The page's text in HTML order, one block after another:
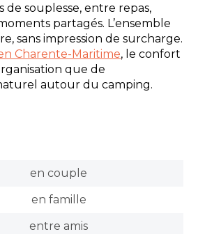
de souplesse, entre repas,
partagés. L’ensemble
sans impression de surcharge.
Charente-Maritime, le confort
que de
autour du camping.
en couple
en famille
entre amis